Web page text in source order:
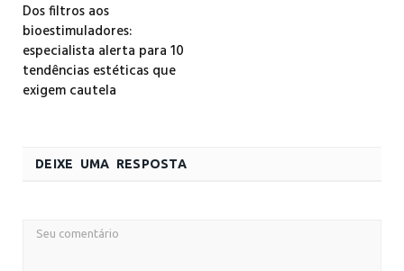
Dos filtros aos
bioestimuladores:
especialista alerta para 10
tendências estéticas que
exigem cautela
DEIXE UMA RESPOSTA